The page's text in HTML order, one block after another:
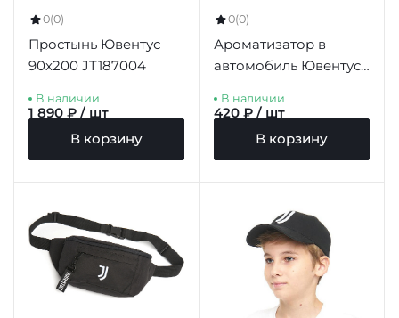
0(0)
Простынь Ювентус
90х200 JT187004
В наличии
1 890 ₽ / шт
В корзину
0(0)
Ароматизатор в
автомобиль Ювентус
В наличии
420 ₽ / шт
В корзину